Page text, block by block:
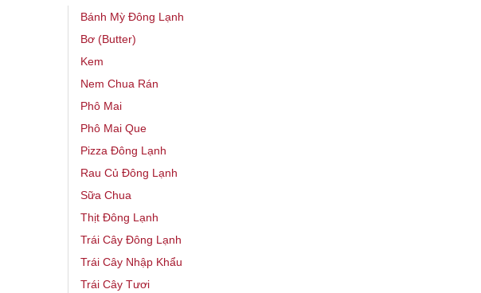
Bánh Mỳ Đông Lạnh
Bơ (Butter)
Kem
Nem Chua Rán
Phô Mai
Phô Mai Que
Pizza Đông Lạnh
Rau Củ Đông Lạnh
Sữa Chua
Thịt Đông Lạnh
Trái Cây Đông Lạnh
Trái Cây Nhập Khẩu
Trái Cây Tươi